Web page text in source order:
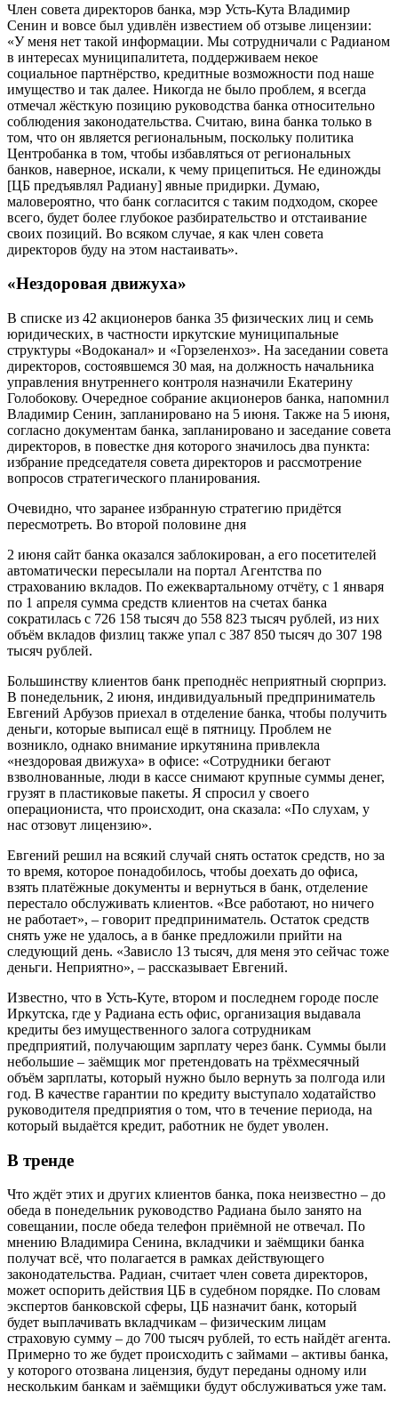
Член совета директоров банка, мэр Усть-Кута Владимир
Сенин и вовсе был удивлён известием об отзыве лицензии:
«У меня нет такой информации. Мы сотрудничали с Радианом
в интересах муниципалитета, поддерживаем некое
социальное партнёрство, кредитные возможности под наше
имущество и так далее. Никогда не было проблем, я всегда
отмечал жёсткую позицию руководства банка относительно
соблюдения законодательства. Считаю, вина банка только в
том, что он является региональным, поскольку политика
Центробанка в том, чтобы избавляться от региональных
банков, наверное, искали, к чему прицепиться. Не единожды
[ЦБ предъявлял Радиану] явные придирки. Думаю,
маловероятно, что банк согласится с таким подходом, скорее
всего, будет более глубокое разбирательство и отстаивание
своих позиций. Во всяком случае, я как член совета
директоров буду на этом настаивать».
«Нездоровая движуха»
В списке из 42 акционеров банка 35 физических лиц и семь
юридических, в частности иркутские муниципальные
структуры «Водоканал» и «Горзеленхоз». На заседании совета
директоров, состоявшемся 30 мая, на должность начальника
управления внутреннего контроля назначили Екатерину
Голобокову. Очередное собрание акционеров банка, напомнил
Владимир Сенин, запланировано на 5 июня. Также на 5 июня,
согласно документам банка, запланировано и заседание совета
директоров, в повестке дня которого значилось два пункта:
избрание председателя совета директоров и рассмотрение
вопросов стратегического планирования.
Очевидно, что заранее избранную стратегию придётся
пересмотреть. Во второй половине дня
2 июня сайт банка оказался заблокирован, а его посетителей
автоматически пересылали на портал Агентства по
страхованию вкладов. По ежеквартальному отчёту, с 1 января
по 1 апреля сумма средств клиентов на счетах банка
сократилась с 726 158 тысяч до 558 823 тысяч рублей, из них
объём вкладов физлиц также упал с 387 850 тысяч до 307 198
тысяч рублей.
Большинству клиентов банк преподнёс неприятный сюрприз.
В понедельник, 2 июня, индивидуальный предприниматель
Евгений Арбузов приехал в отделение банка, чтобы получить
деньги, которые выписал ещё в пятницу. Проблем не
возникло, однако внимание иркутянина привлекла
«нездоровая движуха» в офисе: «Сотрудники бегают
взволнованные, люди в кассе снимают крупные суммы денег,
грузят в пластиковые пакеты. Я спросил у своего
операциониста, что происходит, она сказала: «По слухам, у
нас отзовут лицензию».
Евгений решил на всякий случай снять остаток средств, но за
то время, которое понадобилось, чтобы доехать до офиса,
взять платёжные документы и вернуться в банк, отделение
перестало обслуживать клиентов. «Все работают, но ничего
не работает», – говорит предприниматель. Остаток средств
снять уже не удалось, а в банке предложили прийти на
следующий день. «Зависло 13 тысяч, для меня это сейчас тоже
деньги. Неприятно», – рассказывает Евгений.
Известно, что в Усть-Куте, втором и последнем городе после
Иркутска, где у Радиана есть офис, организация выдавала
кредиты без имущественного залога сотрудникам
предприятий, получающим зарплату через банк. Суммы были
небольшие – заёмщик мог претендовать на трёхмесячный
объём зарплаты, который нужно было вернуть за полгода или
год. В качестве гарантии по кредиту выступало ходатайство
руководителя предприятия о том, что в течение периода, на
который выдаётся кредит, работник не будет уволен.
В тренде
Что ждёт этих и других клиентов банка, пока неизвестно – до
обеда в понедельник руководство Радиана было занято на
совещании, после обеда телефон приёмной не отвечал. По
мнению Владимира Сенина, вкладчики и заёмщики банка
получат всё, что полагается в рамках действующего
законодательства. Радиан, считает член совета директоров,
может оспорить действия ЦБ в судебном порядке. По словам
экспертов банковской сферы, ЦБ назначит банк, который
будет выплачивать вкладчикам – физическим лицам
страховую сумму – до 700 тысяч рублей, то есть найдёт агента.
Примерно то же будет происходить с займами – активы банка,
у которого отозвана лицензия, будут переданы одному или
нескольким банкам и заёмщики будут обслуживаться уже там.